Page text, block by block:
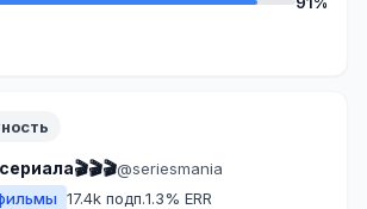
@seriesmania
17.4k подп.1.3% ERR